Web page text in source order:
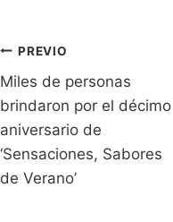
dl
y
k
Navegación
de
entradas
PREVIO
Miles de personas
brindaron por el décimo
aniversario de
‘Sensaciones, Sabores
de Verano’